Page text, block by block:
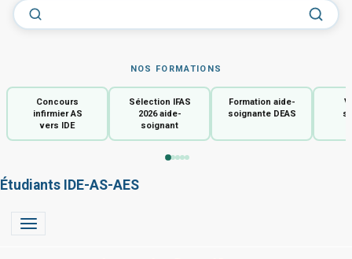
NOS FORMATIONS
Concours
infirmier AS
vers IDE
Sélection IFAS
2026 aide-
soignant
Formation aide-
soignante DEAS
Étudiants IDE-AS-AES